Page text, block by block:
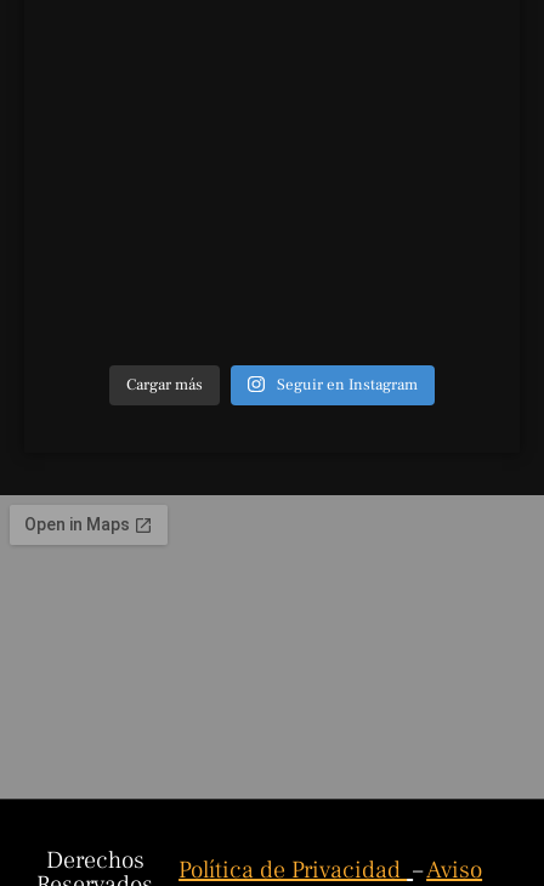
Cargar más Seguir en Instagram
Derechos Política de Privacidad –Aviso